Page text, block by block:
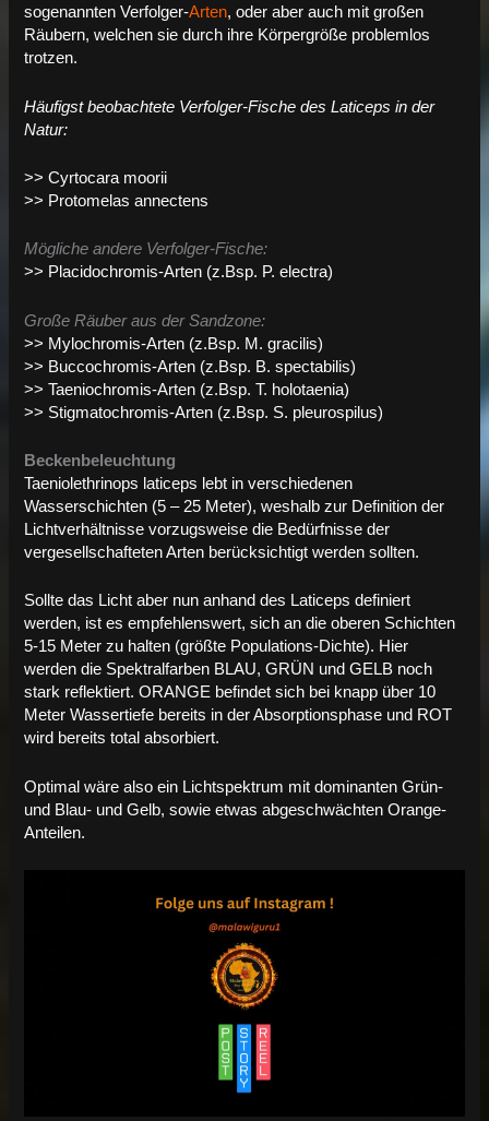
sogenannten Verfolger-Arten, oder aber auch mit großen
Räubern, welchen sie durch ihre Körpergröße problemlos
trotzen.
Häufigst beobachtete Verfolger-Fische des Laticeps in der
Natur:
>> Cyrtocara moorii
>> Protomelas annectens
Mögliche andere Verfolger-Fische:
>> Placidochromis-Arten (z.Bsp. P. electra)
Große Räuber aus der Sandzone:
>> Mylochromis-Arten (z.Bsp. M. gracilis)
>> Buccochromis-Arten (z.Bsp. B. spectabilis)
>> Taeniochromis-Arten (z.Bsp. T. holotaenia)
>> Stigmatochromis-Arten (z.Bsp. S. pleurospilus)
Beckenbeleuchtung
Taeniolethrinops laticeps lebt in verschiedenen
Wasserschichten (5 – 25 Meter), weshalb zur Definition der
Lichtverhältnisse vorzugsweise die Bedürfnisse der
vergesellschafteten Arten berücksichtigt werden sollten.
Sollte das Licht aber nun anhand des Laticeps definiert
werden, ist es empfehlenswert, sich an die oberen Schichten
5-15 Meter zu halten (größte Populations-Dichte). Hier
werden die Spektralfarben BLAU, GRÜN und GELB noch
stark reflektiert. ORANGE befindet sich bei knapp über 10
Meter Wassertiefe bereits in der Absorptionsphase und ROT
wird bereits total absorbiert.
Optimal wäre also ein Lichtspektrum mit dominanten Grün-
und Blau- und Gelb, sowie etwas abgeschwächten Orange-
Anteilen.